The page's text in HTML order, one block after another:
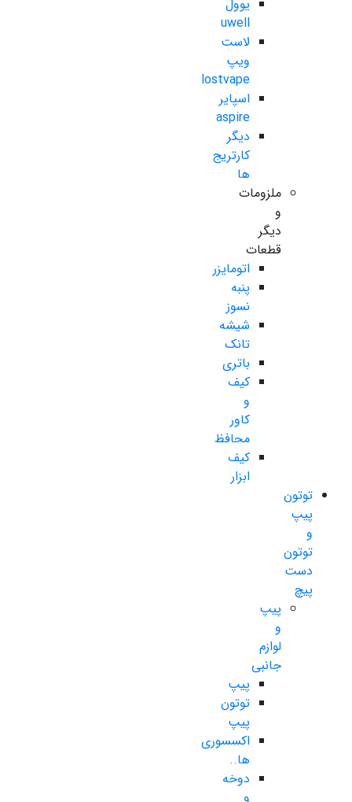
یوول
uwell
لاست
ویپ
lostvape
اسپایر
aspire
دیگر
کارتریج
ها
ملزومات
و
دیگر
قطعات
اتومایزر
پنبه
نسوز
شیشه
تانک
باتری
کیف
و
کاور
محافظ
کیف
ابزار
توتون
پیپ
و
توتون
دست
پیچ
پیپ
و
لوازم
جانبی
پیپ
توتون
پیپ
اکسسوری
ها..
دوخه
و